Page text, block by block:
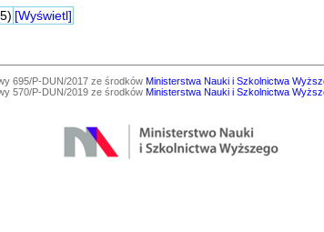
[Wyświetl]
695/P-DUN/2017 ze środków Ministerstwa Nauki i Szkolnictwa
570/P-DUN/2019 ze środków Ministerstwa Nauki i Szkolnictwa